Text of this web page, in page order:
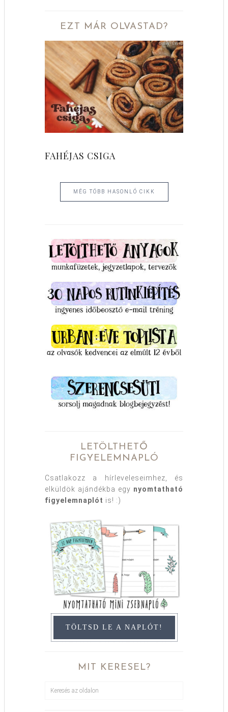
EZT MÁR OLVASTAD?
FAHÉJAS CSIGA
MÉG TÖBB HASONLÓ CIKK
LETÖLTHETŐ
FIGYELEMNAPLÓ
Csatlakozz a hírleveleseimhez, és
elküldök ajándékba egy nyomtatható
figyelemnaplót is! :)
TÖLTSD LE A NAPLÓT!
MIT KERESEL?